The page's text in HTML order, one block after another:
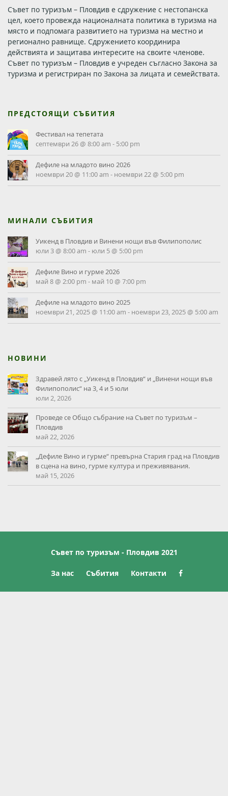
Съвет по туризъм – Пловдив е сдружение с нестопанска
цел, което провежда националната политика в туризма на
място и подпомага развитието на туризма на местно и
регионално равнище. Сдружението координира
действията и защитава интересите на своите членове.
Съвет по туризъм – Пловдив е учреден съгласно Закона за
туризма и регистриран по Закона за лицата и семействата.
ПРЕДСТОЯЩИ СЪБИТИЯ
Фестивал на тепетата
септември 26 @ 8:00 am - 5:00 pm
Дефиле на младото вино 2026
ноември 20 @ 11:00 am - ноември 22 @ 5:00 pm
МИНАЛИ СЪБИТИЯ
Уикенд в Пловдив и Винени нощи във Филипополис
юли 3 @ 8:00 am - юли 5 @ 5:00 pm
Дефиле Вино и гурме 2026
май 8 @ 2:00 pm - май 10 @ 7:00 pm
Дефиле на младото вино 2025
ноември 21, 2025 @ 11:00 am - ноември 23, 2025 @ 5:00 am
НОВИНИ
Здравей лято с „Уикенд в Пловдив“ и „Винени нощи във
Филипополис“ на 3, 4 и 5 юли
юли 2, 2026
Проведе се Общо събрание на Съвет по туризъм –
Пловдив
май 22, 2026
„Дефиле Вино и гурме“ превърна Стария град на Пловдив
в сцена на вино, гурме култура и преживявания.
май 15, 2026
Съвет по туризъм - Пловдив 2021
За нас Събития Контакти